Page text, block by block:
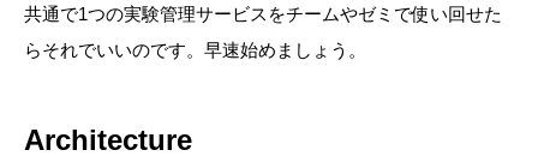
共通で1つの実験管理サービスをチームやゼミで使い回せた
らそれでいいのです。早速始めましょう。
Architecture